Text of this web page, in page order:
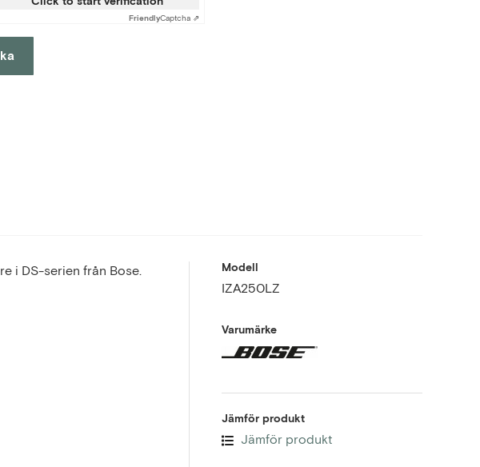
FriendlyCaptcha ⇗
i DS-serien från Bose.
Modell
IZA250LZ
Varumärke
Jämför produkt
Jämför produkt